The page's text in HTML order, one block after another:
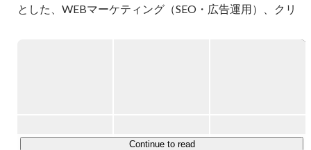
とした、WEBマーケティング（SEO・広告運用）、クリ
ラブル本舗」を運営しています。メディアは全工程を内製
Continue to read